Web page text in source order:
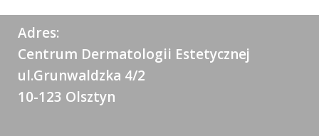
Adres:
Centrum Dermatologii Estetycznej
ul.Grunwaldzka 4/2
10-123 Olsztyn